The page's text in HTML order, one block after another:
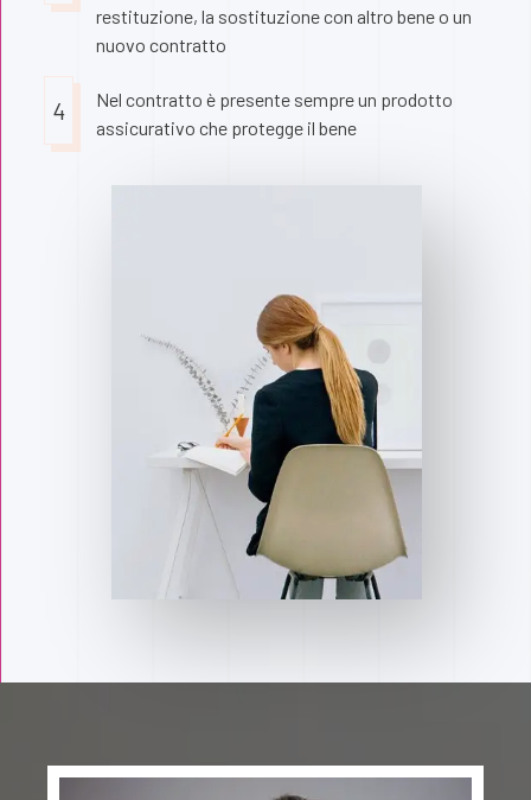
restituzione, la sostituzione con altro bene o un
nuovo contratto
4
Nel contratto è presente sempre un prodotto
assicurativo che protegge il bene